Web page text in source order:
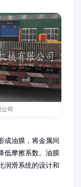
司
成油膜，将金属间
低摩擦系数。油膜
润滑系统的设计和